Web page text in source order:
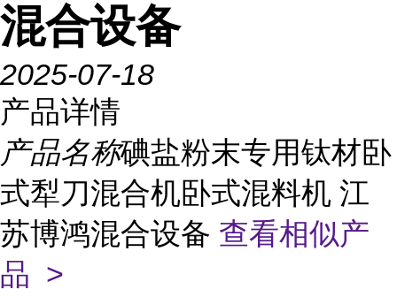
混合设备
2025-07-18
产品详情
产品名称碘盐粉末专用钛材卧
式犁刀混合机卧式混料机 江
苏博鸿混合设备 查看相似产
品 >